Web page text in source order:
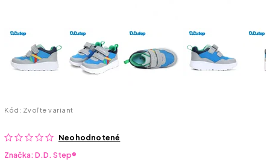
Kód: Zvoľte variant
Neohodnotené
Značka:D.D. Step®